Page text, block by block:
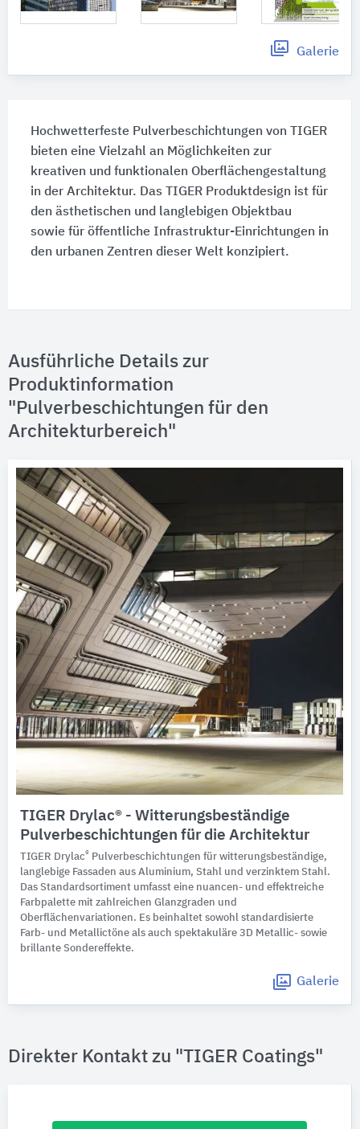
Galerie
Hochwetterfeste Pulverbeschichtungen von TIGER
bieten eine Vielzahl an Möglichkeiten zur
kreativen und funktionalen Oberflächengestaltung
in der Architektur. Das TIGER Produktdesign ist für
den ästhetischen und langlebigen Objektbau
sowie für öffentliche Infrastruktur-Einrichtungen in
den urbanen Zentren dieser Welt konzipiert.
Ausführliche Details zur
Produktinformation
"Pulverbeschichtungen für den
Architekturbereich"
TIGER Drylac® - Witterungsbeständige
Pulverbeschichtungen für die Architektur
TIGER Drylac® Pulverbeschichtungen für witterungsbeständige,
langlebige Fassaden aus Aluminium, Stahl und verzinktem Stahl.
Das Standardsortiment umfasst eine nuancen- und effektreiche
Farbpalette mit zahlreichen Glanzgraden und
Oberflächenvariationen. Es beinhaltet sowohl standardisierte
Farb- und Metallictöne als auch spektakuläre 3D Metallic- sowie
brillante Sondereffekte.
Galerie
Direkter Kontakt zu "TIGER Coatings"